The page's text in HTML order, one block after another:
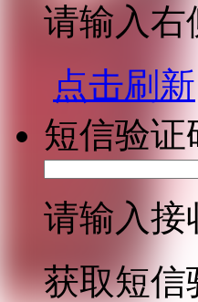
请输入右
点击刷新
短信验证
请输入接
获取短信